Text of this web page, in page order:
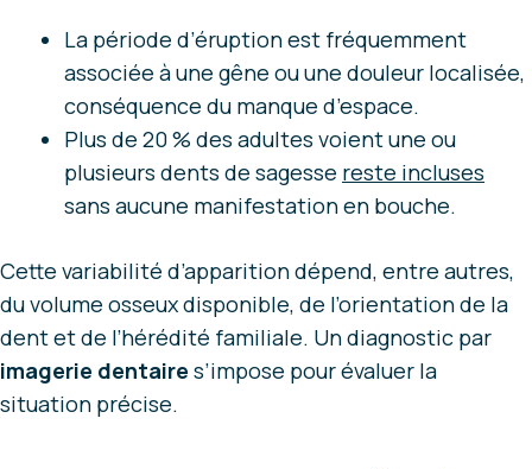
La période d’éruption est fréquemment
associée à une gêne ou une douleur localisée,
conséquence du manque d’espace.
Plus de 20 % des adultes voient une ou
plusieurs dents de sagesse reste incluses
sans aucune manifestation en bouche.
Cette variabilité d’apparition dépend, entre autres,
du volume osseux disponible, de l’orientation de la
dent et de l’hérédité familiale. Un diagnostic par
imagerie dentaire s’impose pour évaluer la
situation précise.